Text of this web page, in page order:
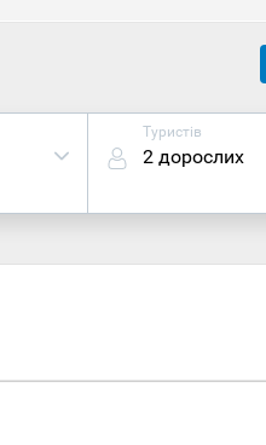
Туристів
2 дорослих